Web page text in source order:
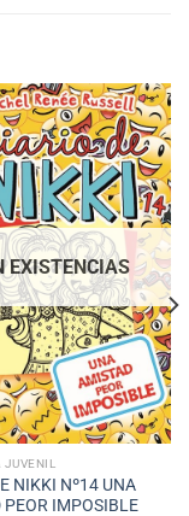
EXISTENCIAS
JUVENIL
NIKKI Nº14 UNA
PEOR IMPOSIBLE